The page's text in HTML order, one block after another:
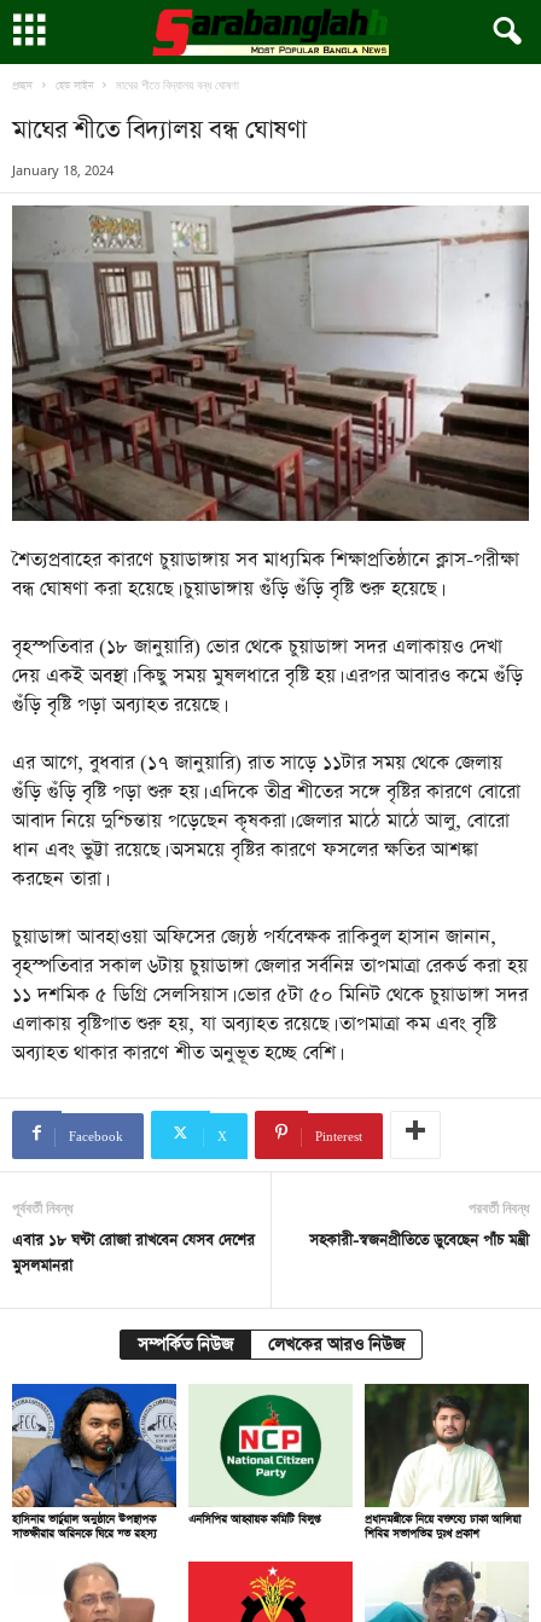
প্রচ্ছদ হেড লাইন মাঘের শীতে বিদ্যালয় বন্ধ ঘোষণা
মাঘের শীতে বিদ্যালয় বন্ধ ঘোষণা
January 18, 2024
শৈত্যপ্রবাহের কারণে চুয়াডাঙ্গায় সব মাধ্যমিক শিক্ষাপ্রতিষ্ঠানে ক্লাস-পরীক্ষা
বন্ধ ঘোষণা করা হয়েছে। চুয়াডাঙ্গায় গুঁড়ি গুঁড়ি বৃষ্টি শুরু হয়েছে।
বৃহস্পতিবার (১৮ জানুয়ারি) ভোর থেকে চুয়াডাঙ্গা সদর এলাকায়ও দেখা
দেয় একই অবস্থা। কিছু সময় মুষলধারে বৃষ্টি হয়। এরপর আবারও কমে গুঁড়ি
গুঁড়ি বৃষ্টি পড়া অব্যাহত রয়েছে।
এর আগে, বুধবার (১৭ জানুয়ারি) রাত সাড়ে ১১টার সময় থেকে জেলায়
গুঁড়ি গুঁড়ি বৃষ্টি পড়া শুরু হয়। এদিকে তীব্র শীতের সঙ্গে বৃষ্টির কারণে বোরো
আবাদ নিয়ে দুশ্চিন্তায় পড়েছেন কৃষকরা। জেলার মাঠে মাঠে আলু, বোরো
ধান এবং ভুট্টা রয়েছে। অসময়ে বৃষ্টির কারণে ফসলের ক্ষতির আশঙ্কা
করছেন তারা।
চুয়াডাঙ্গা আবহাওয়া অফিসের জ্যেষ্ঠ পর্যবেক্ষক রাকিবুল হাসান জানান,
বৃহস্পতিবার সকাল ৬টায় চুয়াডাঙ্গা জেলার সর্বনিম্ন তাপমাত্রা রেকর্ড করা হয়
১১ দশমিক ৫ ডিগ্রি সেলসিয়াস। ভোর ৫টা ৫০ মিনিট থেকে চুয়াডাঙ্গা সদর
এলাকায় বৃষ্টিপাত শুরু হয়, যা অব্যাহত রয়েছে। তাপমাত্রা কম এবং বৃষ্টি
অব্যাহত থাকার কারণে শীত অনুভূত হচ্ছে বেশি।
Facebook X Pinterest
পূর্ববর্তী নিবন্ধ
এবার ১৮ ঘণ্টা রোজা রাখবেন যেসব দেশের
মুসলমানরা
পরবর্তী নিবন্ধ
সহকারী-স্বজনপ্রীতিতে ডুবেছেন পাঁচ মন্ত্রী
সম্পর্কিত নিউজ লেখকের আরও নিউজ
হাসিনার ভার্চুয়াল অনুষ্ঠানে উপস্থাপক
সাতক্ষীরার অরিনকে ঘিরে যত রহস্য
এনসিপির আহ্বায়ক কমিটি বিলুপ্ত
প্রধানমন্ত্রীকে নিয়ে বক্তব্যে ঢাকা আলিয়া
শিবির সভাপতির দুঃখ প্রকাশ